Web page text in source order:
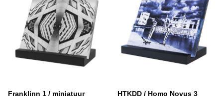
Franklinn 1 / miniatuur
HTKDD / Homo Novus 3